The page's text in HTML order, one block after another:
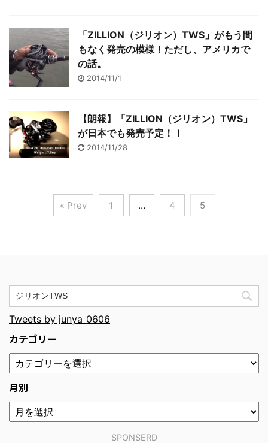
「ZILLION（ジリオン）TWS」がもう間
もなく発売の模様！ただし、アメリカで
の話。
2014/11/1
【朗報】「ZILLION（ジリオン）TWS」
が日本でも発売予定！！
2014/11/28
« Prev 1 … 4 5
Tweets by junya_0606
カテゴリー
月別
SPONSERD